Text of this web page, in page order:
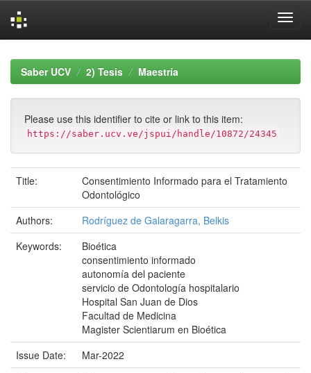
navigationSaber UCV 2) Tesis Maestría
Please use this identifier to cite or link to this item:
https://saber.ucv.ve/jspui/handle/10872/24345
Title:
Consentimiento Informado para el Tratamiento
Odontológico
Authors:
Rodríguez de Galaragarra, Belkis
Keywords:
Bioética
consentimiento informado
autonomía del paciente
servicio de Odontología hospitalario
Hospital San Juan de Dios
Facultad de Medicina
Magister Scientiarum en Bioética
Issue Date:
Mar-2022